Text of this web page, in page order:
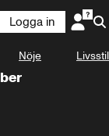
Logga in
Nöje Livsstil